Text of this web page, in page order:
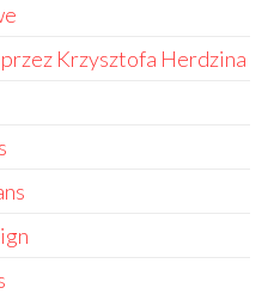
Krzysztofa Herdzina